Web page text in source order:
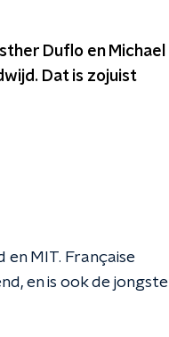
Duflo en Michael
Dat is zojuist
en MIT. Française
en is ook de jongste